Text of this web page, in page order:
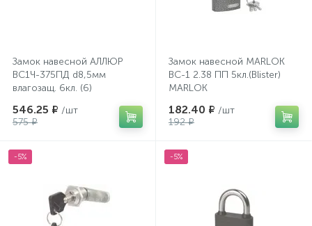
Замок навесной АЛЛЮР
ВС1Ч-375ПД d8,5мм
влагозащ. 6кл. (6)
546.25 ₽ /шт
575 ₽
Замок навесной MARLOK
ВС-1 2.38 ПП 5кл.(Blister)
MARLOK
182.40 ₽ /шт
192 ₽
-5% -5%